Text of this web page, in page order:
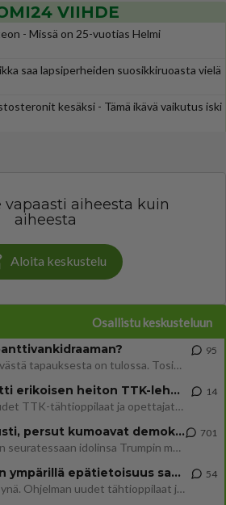
VIIHDE
- Missä on 25-vuotias Helmi
saa lapsiperheiden suosikkiruoasta vielä
kesäksi - Tämä ikävä vaikutus iski
vapaasti aiheesta kuin
aiheesta
Aloita keskustelu
Osallistu keskusteluun
Uusi draamasarja järkyttävästä tapauksesta on tulossa. Tositapahtumiin perustuva sarja ammentaa vuoden 1986 Mikkelin pan
95
Ernest Lawson täräytti erikoisen heiton TTK-lehdistötilaisuudessa: " Onko tässä tarkoituksena...?"
Ernest Lawson esitteli uudet TTK-tähtioppilaat ja opettajat torstaina 6.8. lehdistölle. Tulevalla kaudella on yksi hausk
14
Jos SDP ei voita reilusti, persut kumoavat demokratian Suomesta
Näin tekisi ainakin Rydman seuratessaan idolinsa Trumpin mallia https://www.is.fi/politiikka/art-2000012187244.html
701
Uuden TTK-juontajan ympärillä epätietoisuus sakenee - Nyt MTV hämmentää soppaa
TTK tulee taas tänä syksynä. Ohjelman uudet tähtioppilaat julkistetaan torstaina 6. elokuuta klo 14 alkavassa lehdistö
54